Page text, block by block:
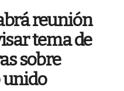
reunión
tema de
sobre
unido